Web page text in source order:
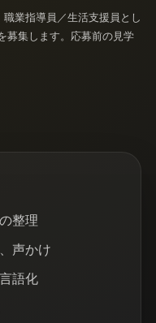
業指導員／生活支援員とし
募集します。応募前の見学
整理
声かけ
語化